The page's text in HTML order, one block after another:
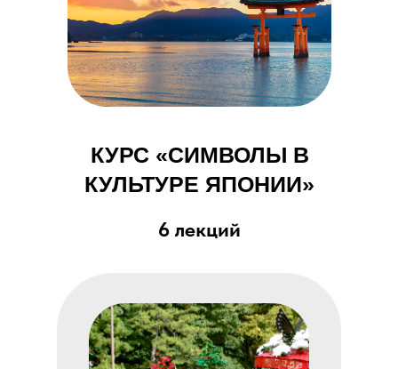
КУРС «СИМВОЛЫ В
КУЛЬТУРЕ ЯПОНИИ»
6 лекций